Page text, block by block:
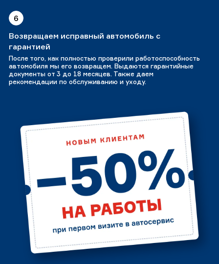
6
Возвращаем исправный автомобиль с
гарантией
После того, как полностью проверили работоспособность
автомобиля мы его возвращем. Выдаются гарантийные
документы от 3 до 18 месяцев. Также даем
рекомендации по обслуживанию и уходу.